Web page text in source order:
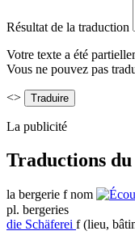
Résultat de la traduction
Votre texte a été
Vous ne pouvez pas
<>
La publicité
Traductions
la bergerie f nom
pl. bergeries
die Schäferei f (lieu,